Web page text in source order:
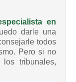
en
darle una
todos
Pero si no
tribunales,